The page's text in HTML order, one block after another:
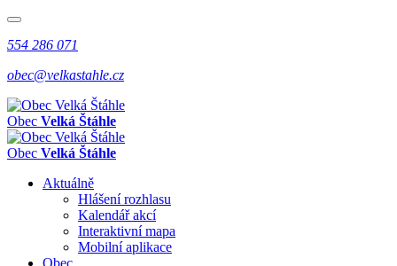
554 286 071
obec@velkastahle.cz
Obec Velká Štáhle
Obec Velká Štáhle
Aktuálně
Hlášení rozhlasu
Kalendář akcí
Interaktivní mapa
Mobilní aplikace
Obec